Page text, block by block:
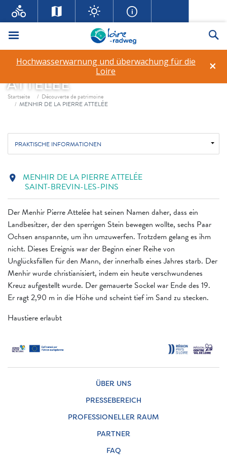
Menü
×
Hochwasserwarnung und überwachung für die
Loire
MENHIR DE LA PIERRE
ATTELÉE
Fil d'ariane
Startseite
Découverte de patrimoine
MENHIR DE LA PIERRE ATTELÉE
PRAKTISCHE INFORMATIONEN
Der Menhir Pierre Attelée hat seinen Namen daher, dass ein
Landbesitzer, der den sperrigen Stein bewegen wollte, sechs Paar
Ochsen anspannte, um ihn umzuwerfen. Trotzdem gelang es ihm
nicht. Dieses Ereignis war der Beginn einer Reihe von
Unglücksfällen für den Mann, der innerhalb eines Jahres starb. Der
Menhir wurde christianisiert, indem ein heute verschwundenes
Kreuz aufgestellt wurde. Der gemauerte Sockel war Ende des 19.
Er ragt 2,90 m in die Höhe und scheint tief im Sand zu stecken.
Haustiere erlaubt
location_on MENHIR DE LA PIERRE ATTELÉE
SAINT-BREVIN-LES-PINS
ÜBER UNS
PRESSEBEREICH
PROFESSIONELLER RAUM
PARTNER
FAQ